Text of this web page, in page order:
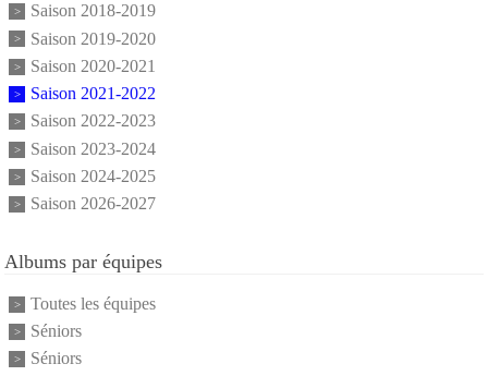
Saison 2018-2019
Saison 2019-2020
Saison 2020-2021
Saison 2021-2022
Saison 2022-2023
Saison 2023-2024
Saison 2024-2025
Saison 2026-2027
Albums par équipes
Toutes les équipes
Séniors
Séniors